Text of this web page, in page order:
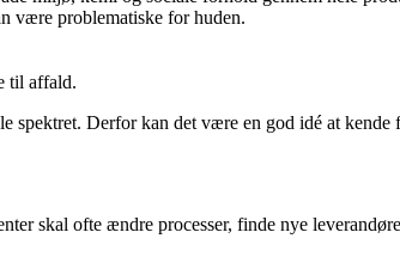
være problematiske for huden.
til affald.
Derfor kan det være en god idé at kende
skal ofte ændre processer, finde nye